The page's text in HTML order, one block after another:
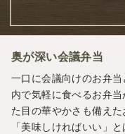
奥が深い会議弁当
一口に会議向けのお弁
内で気軽に食べるお弁
た目の華やかさも備えた
「美味しければいい」